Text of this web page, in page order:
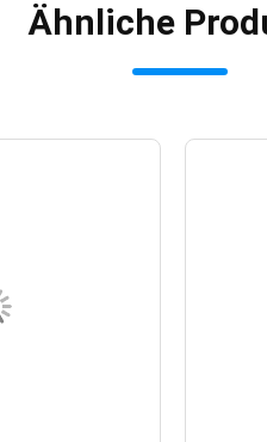
Ähnliche